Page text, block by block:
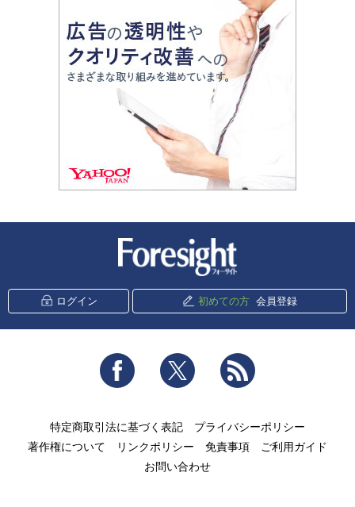
ログイン 初めての方 会員登録
Facebook Twitter
特定商取引法に基づく表記
プライバシーポリシー
著作権について
リンクポリシー 免責事項
ご利用ガイド
お問い合わせ